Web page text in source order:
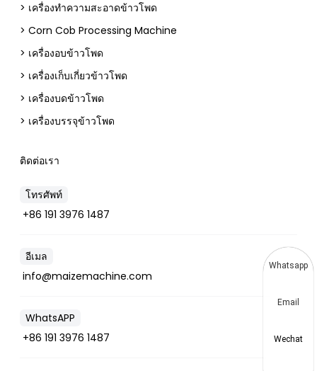
> เครื่องทำความสะอาดข้าวโพด
> Corn Cob Processing Machine
> เครื่องอบข้าวโพด
> เครื่องเก็บเกี่ยวข้าวโพด
> เครื่องบดข้าวโพด
> เครื่องบรรจุข้าวโพด
ติดต่อเรา
โทรศัพท์
+86 191 3976 1487
อีเมล
info@maizemachine.com
WhatsAPP
+86 191 3976 1487
Whatsapp
Email
Wechat